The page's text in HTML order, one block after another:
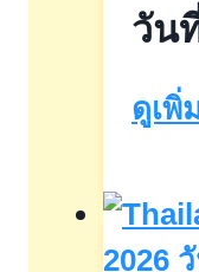
วัน
ดูเพิ่